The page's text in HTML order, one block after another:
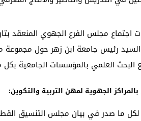
رئيس جامعة ابن زهر حول مجموعة من
البحث العلمي بالمؤسسات الجامعية
الجهوية لمهن التربية والتكوين:
لكل ما صدر في بيان مجلس التنسيق